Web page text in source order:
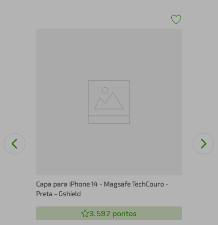
Capa para iPhone 14 - Magsafe TechCouro -
Preta - Gshield
3.592 pontos